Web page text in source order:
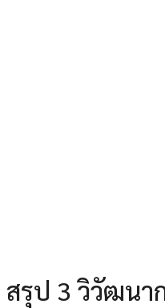
สรุป 3 วิวัฒนา